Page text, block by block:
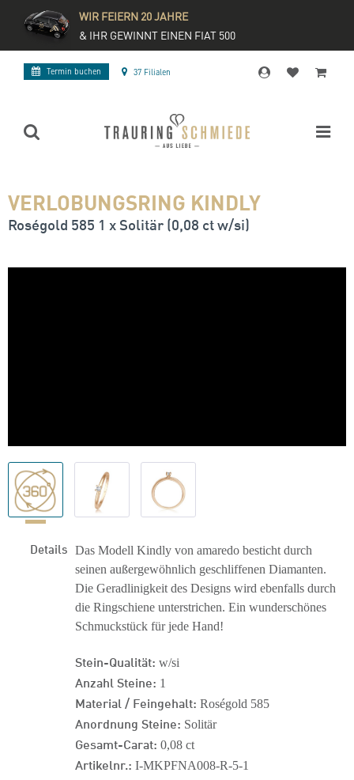
WIR FEIERN 20 JAHRE
& IHR GEWINNT EINEN FIAT 500
Termin buchen 37 Filialen
VERLOBUNGSRING KINDLY
Roségold 585 1 x Solitär (0,08 ct w/si)
Details Das Modell Kindly von amaredo besticht durch
seinen außergewöhnlich geschliffenen Diamanten.
Die Geradlinigkeit des Designs wird ebenfalls durch
die Ringschiene unterstrichen. Ein wunderschönes
Schmuckstück für jede Hand!
Stein-Qualität: w/si
Anzahl Steine: 1
Material / Feingehalt: Roségold 585
Anordnung Steine: Solitär
Gesamt-Carat: 0,08 ct
Artikelnr.: I-MKPFNA008-R-5-1